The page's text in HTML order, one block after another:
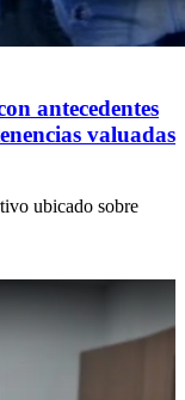
antecedentes
valuadas
ubicado sobre